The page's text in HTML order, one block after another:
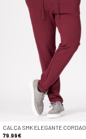
CALÇA SMK ELEGANTE CORDAO
79.99€